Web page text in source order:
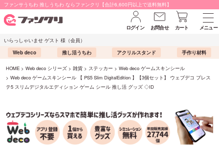
ファンサうちわ 推しうちわ ならファンクリ【合計6,600円以上で送料無料】
ログイン お問合せ カート
メニュー
いらっしゃいませ ゲスト 様（会員）
Web deco
推し活うちわ アクリルスタンド 手作り材料
HOME Web deco シリーズ 雑貨 ステッカー
Web deco ゲームスキンシール
Web deco ゲームスキンシール 【 PS5 Slim DigitalEdition 】【3個セット】 ウェブデコ プレス
テ5 スリムデジタルエディション ゲーム シール 推し活 グッズ ◇ID